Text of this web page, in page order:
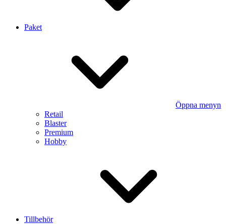
Paket
Öppna menyn
Retail
Blaster
Premium
Hobby
Tillbehör